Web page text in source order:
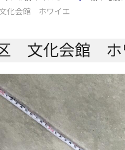
化会館 ホワイエ
文化会館 ホ